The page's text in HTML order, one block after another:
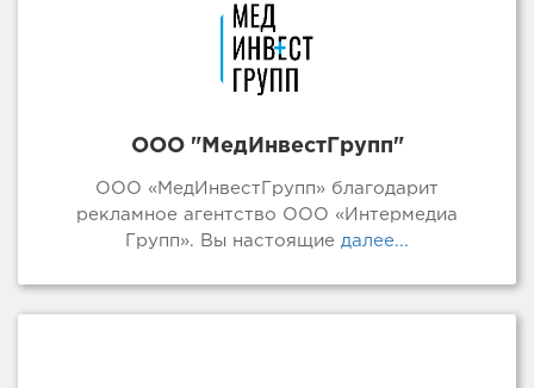
ООО "МедИнвестГрупп"
ООО «МедИнвестГрупп» благодарит
рекламное агентство ООО «Интермедиа
Групп». Вы настоящие далее...